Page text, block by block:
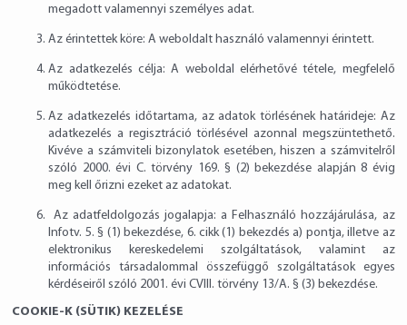
megadott valamennyi személyes adat.
Az érintettek köre: A weboldalt használó valamennyi érintett.
Az adatkezelés célja: A weboldal elérhetővé tétele, megfelelő
működtetése.
Az adatkezelés időtartama, az adatok törlésének határideje: Az
adatkezelés a regisztráció törlésével azonnal megszüntethető.
Kivéve a számviteli bizonylatok esetében, hiszen a számvitelről
szóló 2000. évi C. törvény 169. § (2) bekezdése alapján 8 évig
meg kell őrizni ezeket az adatokat.
Az adatfeldolgozás jogalapja: a Felhasználó hozzájárulása, az
Infotv. 5. § (1) bekezdése, 6. cikk (1) bekezdés a) pontja, illetve az
elektronikus kereskedelemi szolgáltatások, valamint az
információs társadalommal összefüggő szolgáltatások egyes
kérdéseiről szóló 2001. évi CVIII. törvény 13/A. § (3) bekezdése.
COOKIE-K (SÜTIK) KEZELÉSE